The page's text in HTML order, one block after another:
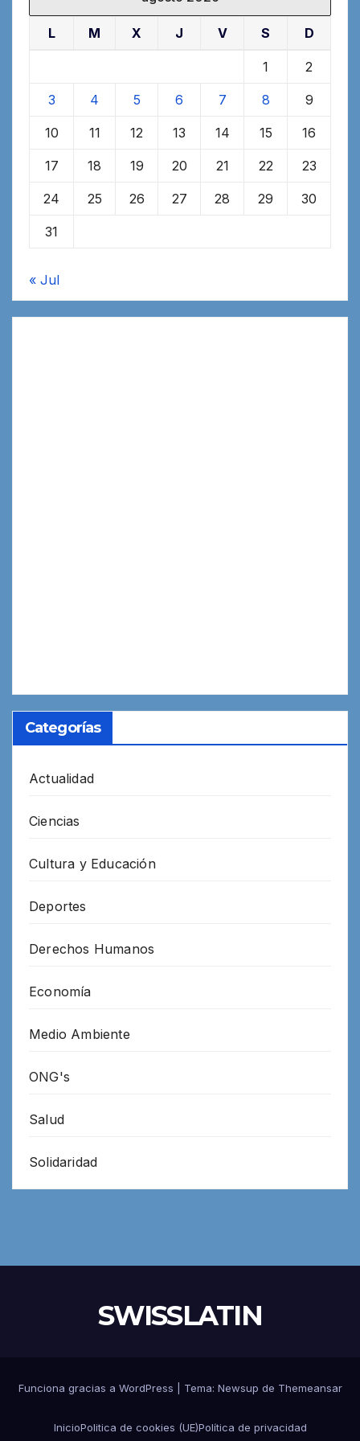
L M X J V S D
1 2
3 4 5 6 7 8 9
10 11 12 13 14 15 16
17 18 19 20 21 22 23
24 25 26 27 28 29 30
31
« Jul
Categorías
Actualidad
Ciencias
Cultura y Educación
Deportes
Derechos Humanos
Economía
Medio Ambiente
ONG's
Salud
Solidaridad
SWISSLATIN
Funciona gracias a WordPress Tema: Newsup de Themeansar
InicioPolitica de cookies (UE)Política de privacidad